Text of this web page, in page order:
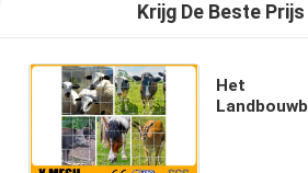
Krijg De Beste
Het